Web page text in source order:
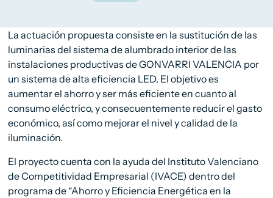
La actuación propuesta consiste en la sustitución de las
luminarias del sistema de alumbrado interior de las
instalaciones productivas de GONVARRI VALENCIA por
un sistema de alta eficiencia LED. El objetivo es
aumentar el ahorro y ser más eficiente en cuanto al
consumo eléctrico, y consecuentemente reducir el gasto
económico, así como mejorar el nivel y calidad de la
iluminación.
El proyecto cuenta con la ayuda del Instituto Valenciano
de Competitividad Empresarial (IVACE) dentro del
programa de “Ahorro y Eficiencia Energética en la